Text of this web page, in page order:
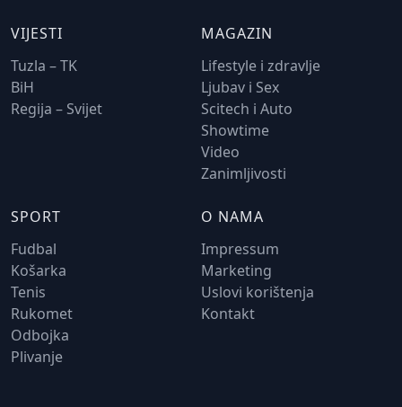
VIJESTI
Tuzla – TK
BiH
Regija – Svijet
MAGAZIN
Lifestyle i zdravlje
Ljubav i Sex
Scitech i Auto
Showtime
Video
Zanimljivosti
SPORT
Fudbal
Košarka
Tenis
Rukomet
Odbojka
Plivanje
O NAMA
Impressum
Marketing
Uslovi korištenja
Kontakt